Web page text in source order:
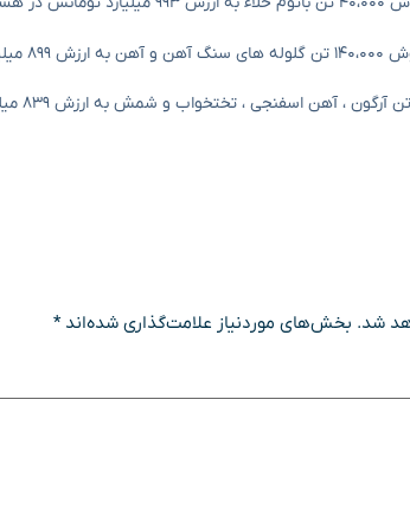
گرفت.
شد. بخش‌های موردنیاز علامت‌گذاری شده‌اند*